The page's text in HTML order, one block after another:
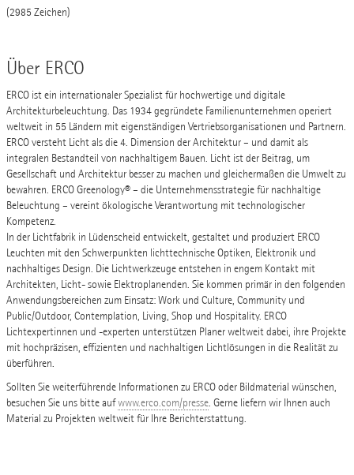
(2985 Zeichen)
Über ERCO
ERCO ist ein internationaler Spezialist für hochwertige und digitale
Architekturbeleuchtung. Das 1934 gegründete Familienunternehmen operiert
weltweit in 55 Ländern mit eigenständigen Vertriebsorganisationen und Partnern.
ERCO versteht Licht als die 4. Dimension der Architektur – und damit als
integralen Bestandteil von nachhaltigem Bauen. Licht ist der Beitrag, um
Gesellschaft und Architektur besser zu machen und gleichermaßen die Umwelt zu
bewahren. ERCO Greenology® – die Unternehmensstrategie für nachhaltige
Beleuchtung – vereint ökologische Verantwortung mit technologischer
Kompetenz.
In der Lichtfabrik in Lüdenscheid entwickelt, gestaltet und produziert ERCO
Leuchten mit den Schwerpunkten lichttechnische Optiken, Elektronik und
nachhaltiges Design. Die Lichtwerkzeuge entstehen in engem Kontakt mit
Architekten, Licht- sowie Elektroplanenden. Sie kommen primär in den folgenden
Anwendungsbereichen zum Einsatz: Work und Culture, Community und
Public/Outdoor, Contemplation, Living, Shop und Hospitality. ERCO
Lichtexpertinnen und -experten unterstützen Planer weltweit dabei, ihre Projekte
mit hochpräzisen, effizienten und nachhaltigen Lichtlösungen in die Realität zu
überführen.
Sollten Sie weiterführende Informationen zu ERCO oder Bildmaterial wünschen,
besuchen Sie uns bitte aufwww.erco.com/presse. Gerne liefern wir Ihnen auch
Material zu Projekten weltweit für Ihre Berichterstattung.